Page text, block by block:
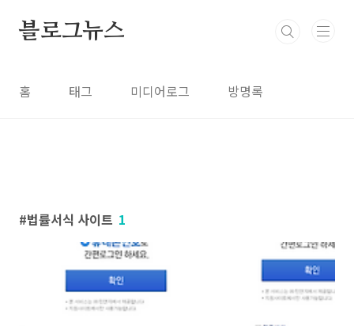
블로그뉴스
홈 태그 미디어로그 방명록
법률서식 사이트 1